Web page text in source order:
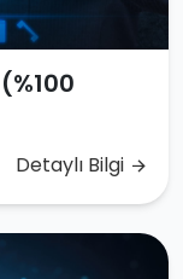
Detaylı Bilgi